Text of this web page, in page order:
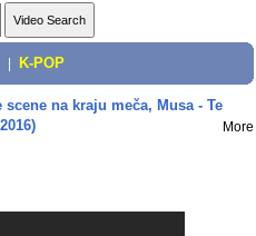
K-POP
scene na kraju meča, Musa - Te
More